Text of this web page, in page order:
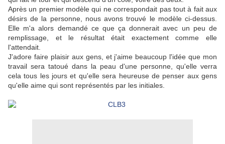
Après un premier modèle qui ne correspondait pas tout à fait aux
désirs de la personne, nous avons trouvé le modèle ci-dessus.
Elle m'a alors demandé ce que ça donnerait avec un peu de
remplissage, et le résultat était exactement comme elle
l'attendait.
J'adore faire plaisir aux gens, et j'aime beaucoup l'idée que mon
travail sera tatoué dans la peau d'une personne, qu'elle verra
cela tous les jours et qu'elle sera heureuse de penser aux gens
qu'elle aime qui sont représentés par les initiales.